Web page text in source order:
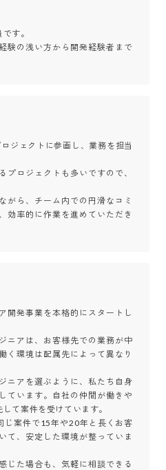
す。
験の浅い方から開発経験者まで
ジェクトに参画し、業務を担当
プロジェクトも多いですので、
がら、チーム内での円滑なコミ
効率的に作業を進めていただき
開発事業を本格的にスタートし
ニアは、お客様先での業務が中
く環境は配属先によって異なり
ニアを選ぶように、私たち自身
ています。自社の仲間が働きや
て案件を受けています。
じ案件で15年や20年と長くお客
て、安定した環境が整っていま
じた場合も、気軽に相談できる